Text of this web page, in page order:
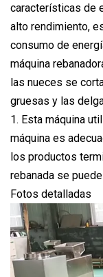
características de
alto rendimiento,
consumo de
máquina
las nueces se
gruesas y las
1. Esta máquina
máquina es
los productos
rebanada se
Fotos detalladas